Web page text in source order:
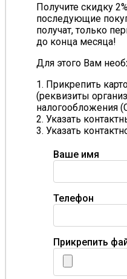
Получите скидку
последующие
получат, только
до конца месяца!
Для этого Вам
1. Прикрепить
(реквизиты
налогообложения
2. Указать
3. Указать
Ваше имя
Телефон
Прикрепить